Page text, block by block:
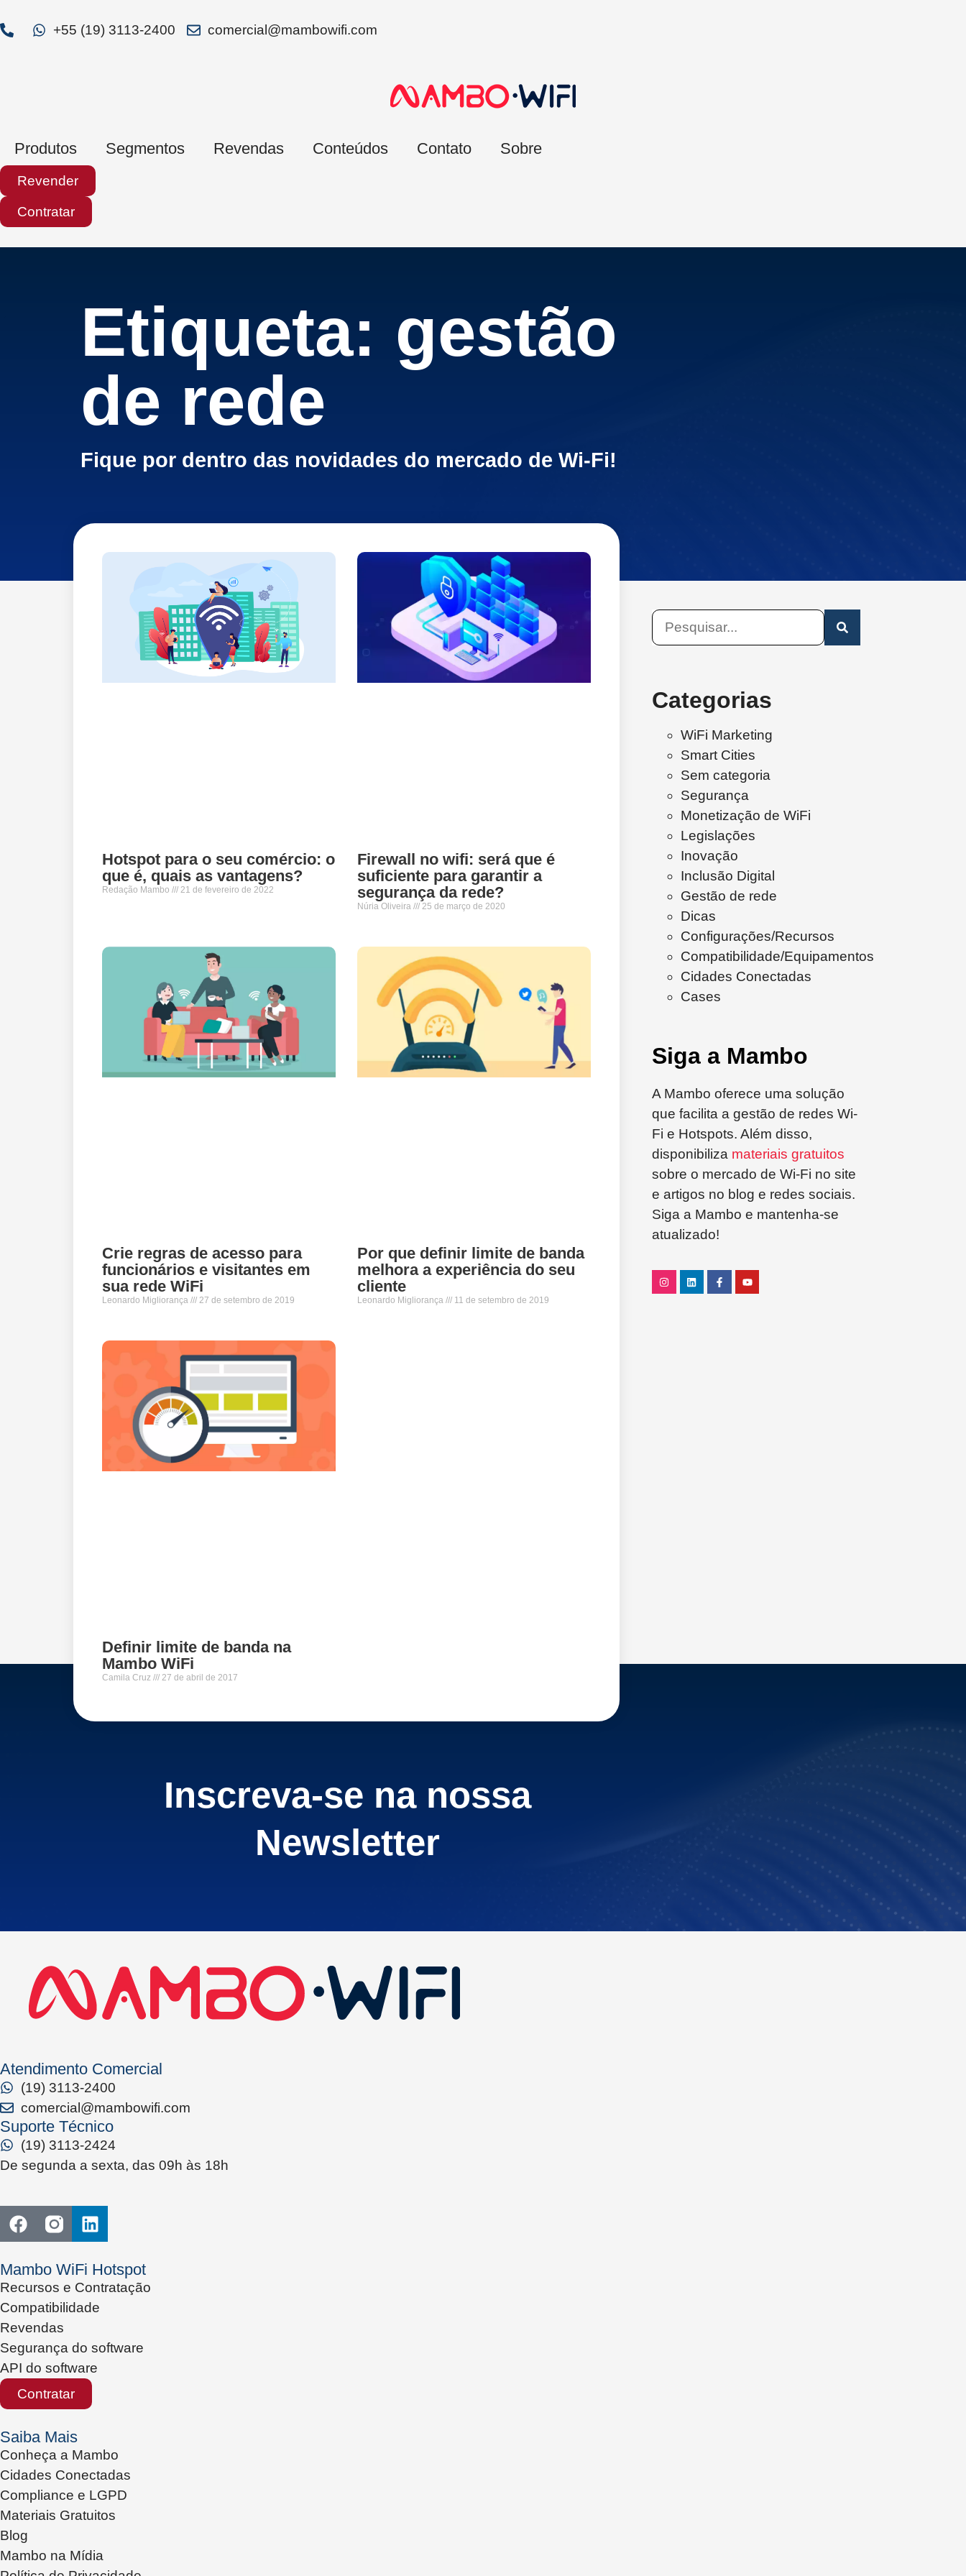
+55 (19) 3113-2400 comercial@mambowifi.com
Produtos Segmentos Revendas Conteúdos Contato Sobre
Revender
Contratar
Etiqueta: gestão
de rede
Fique por dentro das novidades do mercado de Wi-Fi!
Hotspot para o seu comércio: o
que é, quais as vantagens?
Redação Mambo 21 de fevereiro de 2022
Firewall no wifi: será que é
suficiente para garantir a
segurança da rede?
Núria Oliveira 25 de março de 2020
Crie regras de acesso para
funcionários e visitantes em
sua rede WiFi
Leonardo Migliorança 27 de setembro de 2019
Por que definir limite de banda
melhora a experiência do seu
cliente
Leonardo Migliorança 11 de setembro de 2019
Definir limite de banda na
Mambo WiFi
Camila Cruz 27 de abril de 2017
Categorias
WiFi Marketing
Smart Cities
Sem categoria
Segurança
Monetização de WiFi
Legislações
Inovação
Inclusão Digital
Gestão de rede
Dicas
Configurações/Recursos
Compatibilidade/Equipamentos
Cidades Conectadas
Cases
Siga a Mambo
A Mambo oferece uma solução
que facilita a gestão de redes Wi-
Fi e Hotspots. Além disso,
disponibiliza materiais gratuitos
sobre o mercado de Wi-Fi no site
e artigos no blog e redes sociais.
Siga a Mambo e mantenha-se
atualizado!
Inscreva-se na nossa
Newsletter
Atendimento Comercial
(19) 3113-2400
comercial@mambowifi.com
Suporte Técnico
(19) 3113-2424
De segunda a sexta, das 09h às 18h
Mambo WiFi Hotspot
Recursos e Contratação
Compatibilidade
Revendas
Segurança do software
API do software
Contratar
Saiba Mais
Conheça a Mambo
Cidades Conectadas
Compliance e LGPD
Materiais Gratuitos
Blog
Mambo na Mídia